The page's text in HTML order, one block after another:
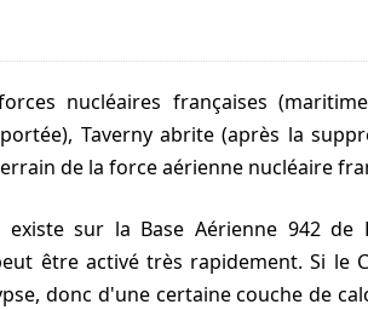
Taverny abrite (après la
de la force aérienne nucléaire
être activé très rapidement. Si le
donc d'une certaine couche de